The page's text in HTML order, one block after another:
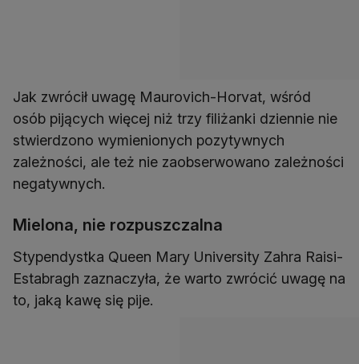
Jak zwrócił uwagę Maurovich-Horvat, wśród
osób pijących więcej niż trzy filiżanki dziennie nie
stwierdzono wymienionych pozytywnych
zależności, ale też nie zaobserwowano zależności
negatywnych.
Mielona, nie rozpuszczalna
Stypendystka Queen Mary University Zahra Raisi-
Estabragh zaznaczyła, że warto zwrócić uwagę na
to, jaką kawę się pije.